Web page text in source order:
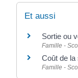
Et aussi
Sortie ou
Famille -
Coût de la
Famille -